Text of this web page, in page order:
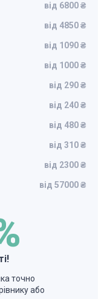
від 6800 ₴
від 4850 ₴
від 1090 ₴
від 1000 ₴
від 290 ₴
від 240 ₴
від 480 ₴
від 310 ₴
від 2300 ₴
від 57000 ₴
точно
або